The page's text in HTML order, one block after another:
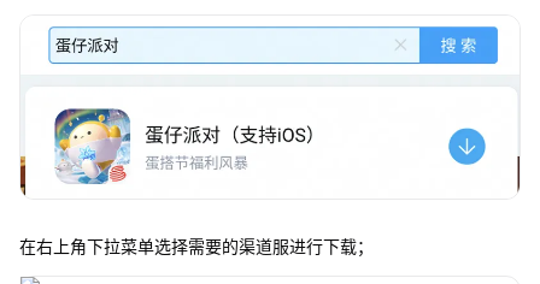
在右上角下拉菜单选择需要的渠道服进行下载；